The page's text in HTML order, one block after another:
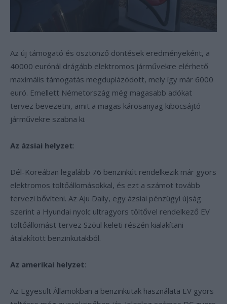
Az új támogató és ösztönző döntések eredményeként, a
40000 eurónál drágább elektromos járművekre elérhető
maximális támogatás megduplázódott, mely így már 6000
euró. Emellett Németország még magasabb adókat
tervez bevezetni, amit a magas károsanyag kibocsájtó
járművekre szabna ki.
Az ázsiai helyzet:
Dél-Koreában legalább 76 benzinkút rendelkezik már gyors
elektromos töltőállomásokkal, és ezt a számot tovább
tervezi bővíteni. Az Aju Daily, egy ázsiai pénzügyi újság
szerint a Hyundai nyolc ultragyors töltővel rendelkező EV
töltőállomást tervez Szöul keleti részén kialakítani
átalakított benzinkutakból.
Az amerikai helyzet:
Az Egyesült Államokban a benzinkutak használata EV gyors